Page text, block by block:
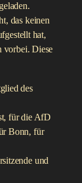
das keinen
hat,
vorbei. Diese
des
für die AfD
Bonn, für
und